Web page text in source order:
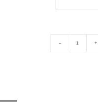
Количество
Шкатулка
- +